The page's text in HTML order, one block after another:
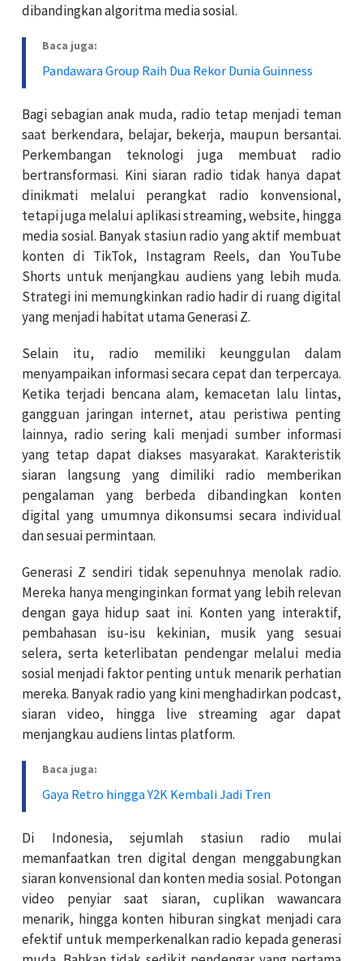
dibandingkan algoritma media sosial.
Baca juga:
Pandawara Group Raih Dua Rekor Dunia Guinness
Bagi sebagian anak muda, radio tetap menjadi teman
saat berkendara, belajar, bekerja, maupun bersantai.
Perkembangan teknologi juga membuat radio
bertransformasi. Kini siaran radio tidak hanya dapat
dinikmati melalui perangkat radio konvensional,
tetapi juga melalui aplikasi streaming, website, hingga
media sosial. Banyak stasiun radio yang aktif membuat
konten di TikTok, Instagram Reels, dan YouTube
Shorts untuk menjangkau audiens yang lebih muda.
Strategi ini memungkinkan radio hadir di ruang digital
yang menjadi habitat utama Generasi Z.
Selain itu, radio memiliki keunggulan dalam
menyampaikan informasi secara cepat dan terpercaya.
Ketika terjadi bencana alam, kemacetan lalu lintas,
gangguan jaringan internet, atau peristiwa penting
lainnya, radio sering kali menjadi sumber informasi
yang tetap dapat diakses masyarakat. Karakteristik
siaran langsung yang dimiliki radio memberikan
pengalaman yang berbeda dibandingkan konten
digital yang umumnya dikonsumsi secara individual
dan sesuai permintaan.
Generasi Z sendiri tidak sepenuhnya menolak radio.
Mereka hanya menginginkan format yang lebih relevan
dengan gaya hidup saat ini. Konten yang interaktif,
pembahasan isu-isu kekinian, musik yang sesuai
selera, serta keterlibatan pendengar melalui media
sosial menjadi faktor penting untuk menarik perhatian
mereka. Banyak radio yang kini menghadirkan podcast,
siaran video, hingga live streaming agar dapat
menjangkau audiens lintas platform.
Baca juga:
Gaya Retro hingga Y2K Kembali Jadi Tren
Di Indonesia, sejumlah stasiun radio mulai
memanfaatkan tren digital dengan menggabungkan
siaran konvensional dan konten media sosial. Potongan
video penyiar saat siaran, cuplikan wawancara
menarik, hingga konten hiburan singkat menjadi cara
efektif untuk memperkenalkan radio kepada generasi